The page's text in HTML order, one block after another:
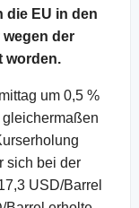
die EU in den
wegen der
worden.
um 0,5 %
sich bei der
USD/Barrel